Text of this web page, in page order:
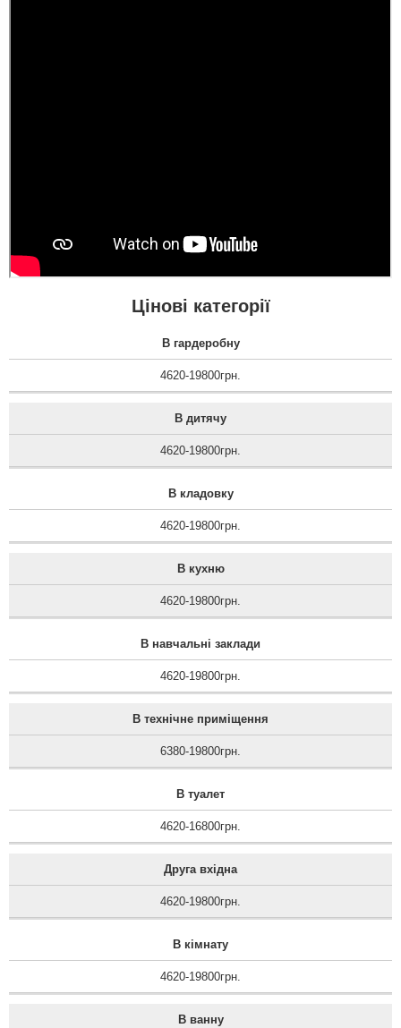
Цінові категорії
В гардеробну
4620-19800грн.
В дитячу
4620-19800грн.
В кладовку
4620-19800грн.
В кухню
4620-19800грн.
В навчальні заклади
4620-19800грн.
В технічне приміщення
6380-19800грн.
В туалет
4620-16800грн.
Друга вхідна
4620-19800грн.
В кімнату
4620-19800грн.
В ванну